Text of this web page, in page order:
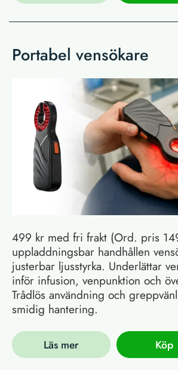
Portabel vensökare
499 kr med fri frakt (Ord. pris
uppladdningsbar handhållen
justerbar ljusstyrka. Underlättar
inför infusion, venpunktion och
Trådlös användning och
smidig hantering.
Läs mer Köp